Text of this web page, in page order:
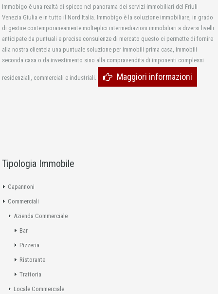
Immobigo è una realtà di spicco nel panorama dei servizi immobiliari del Friuli
Venezia Giulia e in tutto il Nord Italia. Immobigo è la soluzione immobiliare, in grado
di gestire contemporaneamente molteplici intermediazioni immobiliari a diversi livelli
anticipate da puntuali e precise consulenze di mercato questo ci permette di fornire
alla nostra clientela una puntuale soluzione per immobili prima casa, immobili
seconda casa o da investimento sino alla compravendita di imponenti complessi
residenziali, commerciali e industriali. Maggiori informazioni
Tipologia Immobile
Capannoni
Commerciali
Azienda Commerciale
Bar
Pizzeria
Ristorante
Trattoria
Locale Commerciale